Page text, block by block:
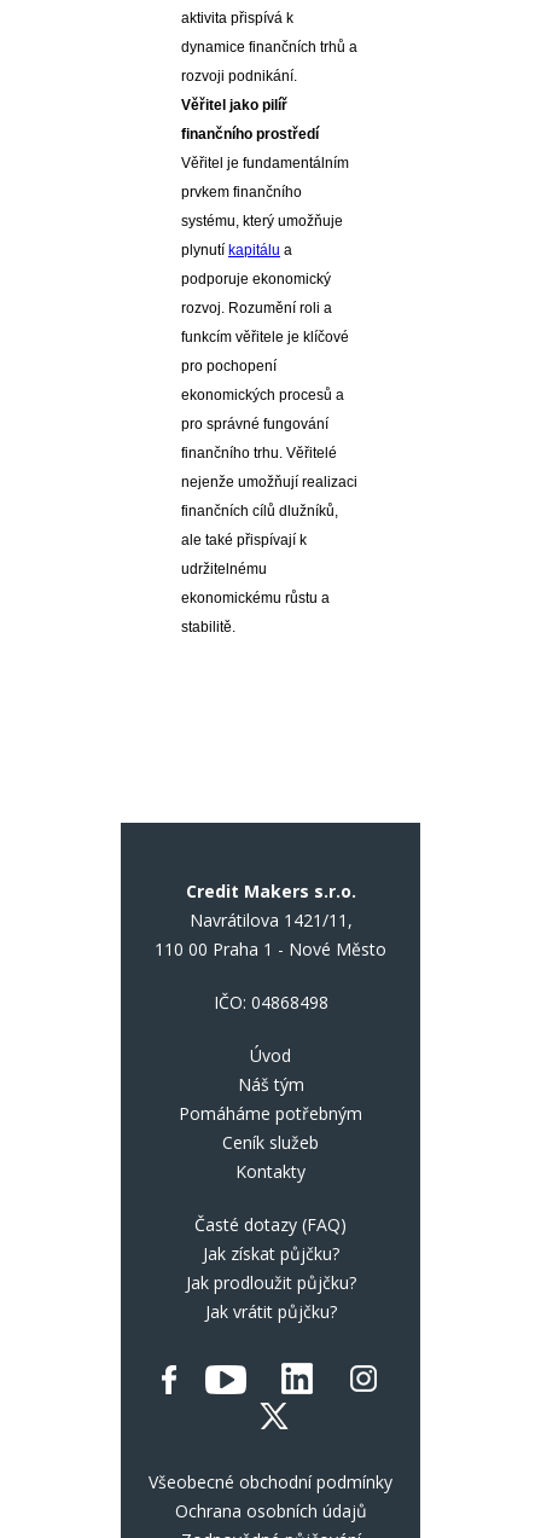
aktivita přispívá k
dynamice finančních trhů a
rozvoji podnikání.
Věřitel jako pilíř
finančního prostředí
Věřitel je fundamentálním
prvkem finančního
systému, který umožňuje
plynutí kapitálu a
podporuje ekonomický
rozvoj. Rozumění roli a
funkcím věřitele je klíčové
pro pochopení
ekonomických procesů a
pro správné fungování
finančního trhu. Věřitelé
nejenže umožňují realizaci
finančních cílů dlužníků,
ale také přispívají k
udržitelnému
ekonomickému růstu a
stabilitě.
Credit Makers s.r.o.
Navrátilova 1421/11,
110 00 Praha 1 - Nové Město
IČO: 04868498
Úvod
Náš tým
Pomáháme potřebným
Ceník služeb
Kontakty
Časté dotazy (FAQ)
Jak získat půjčku?
Jak prodloužit půjčku?
Jak vrátit půjčku?
Všeobecné obchodní podmínky
Ochrana osobních údajů